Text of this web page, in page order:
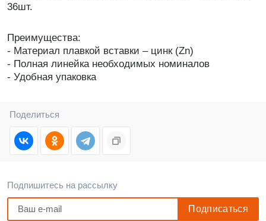
36шт.
Преимущества:
- Материал плавкой вставки – цинк (Zn)
- Полная линейка необходимых номиналов
- Удобная упаковка
Поделиться
Подпишитесь на рассылку